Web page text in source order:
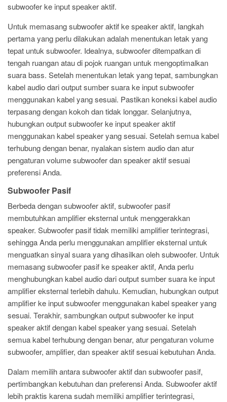
subwoofer ke input speaker aktif.
Untuk memasang subwoofer aktif ke speaker aktif, langkah
pertama yang perlu dilakukan adalah menentukan letak yang
tepat untuk subwoofer. Idealnya, subwoofer ditempatkan di
tengah ruangan atau di pojok ruangan untuk mengoptimalkan
suara bass. Setelah menentukan letak yang tepat, sambungkan
kabel audio dari output sumber suara ke input subwoofer
menggunakan kabel yang sesuai. Pastikan koneksi kabel audio
terpasang dengan kokoh dan tidak longgar. Selanjutnya,
hubungkan output subwoofer ke input speaker aktif
menggunakan kabel speaker yang sesuai. Setelah semua kabel
terhubung dengan benar, nyalakan sistem audio dan atur
pengaturan volume subwoofer dan speaker aktif sesuai
preferensi Anda.
Subwoofer Pasif
Berbeda dengan subwoofer aktif, subwoofer pasif
membutuhkan amplifier eksternal untuk menggerakkan
speaker. Subwoofer pasif tidak memiliki amplifier terintegrasi,
sehingga Anda perlu menggunakan amplifier eksternal untuk
menguatkan sinyal suara yang dihasilkan oleh subwoofer. Untuk
memasang subwoofer pasif ke speaker aktif, Anda perlu
menghubungkan kabel audio dari output sumber suara ke input
amplifier eksternal terlebih dahulu. Kemudian, hubungkan output
amplifier ke input subwoofer menggunakan kabel speaker yang
sesuai. Terakhir, sambungkan output subwoofer ke input
speaker aktif dengan kabel speaker yang sesuai. Setelah
semua kabel terhubung dengan benar, atur pengaturan volume
subwoofer, amplifier, dan speaker aktif sesuai kebutuhan Anda.
Dalam memilih antara subwoofer aktif dan subwoofer pasif,
pertimbangkan kebutuhan dan preferensi Anda. Subwoofer aktif
lebih praktis karena sudah memiliki amplifier terintegrasi,